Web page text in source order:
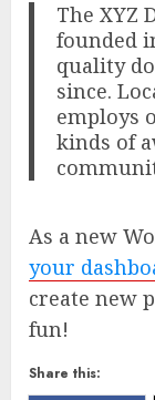
The XYZ
founded
quality
since.
employs
kinds of
As a new
your
create new
fun!
Share this: